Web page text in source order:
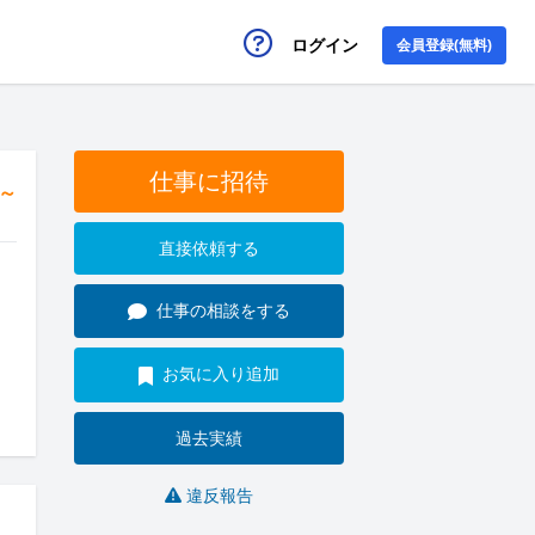
ログイン 会員登録(無料)
仕事に招待
直接依頼する
仕事の相談をする
お気に入り追加
過去実績
違反報告